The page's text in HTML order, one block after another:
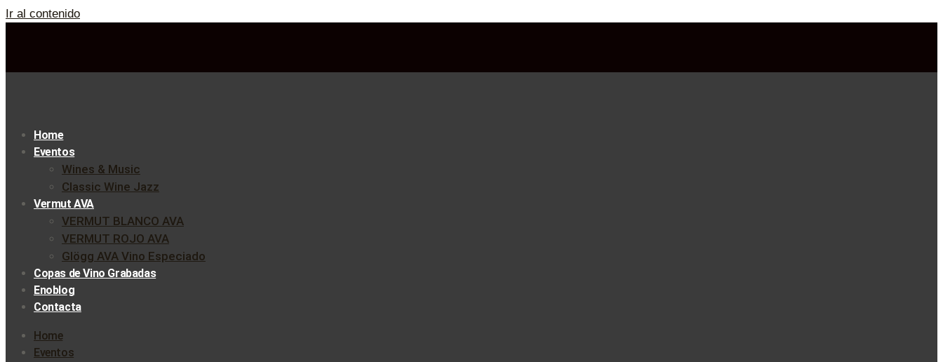
Ir al contenido
Home
Eventos
Wines & Music
Classic Wine Jazz
Vermut AVA
VERMUT BLANCO AVA
VERMUT ROJO AVA
Glögg AVA Vino Especiado
Copas de Vino Grabadas
Enoblog
Contacta
Home
Eventos